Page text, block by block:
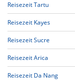
Reisezeit Tartu
Reisezeit Kayes
Reisezeit Sucre
Reisezeit Arica
Reisezeit Da Nang